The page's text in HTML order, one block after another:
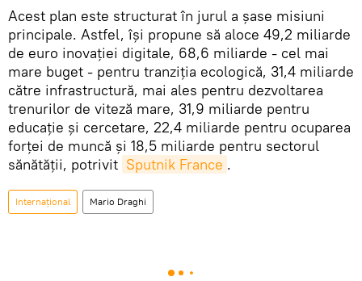
Acest plan este structurat în jurul a șase misiuni
principale. Astfel, îşi propune să aloce 49,2 miliarde
de euro inovației digitale, 68,6 miliarde - cel mai
mare buget - pentru tranziția ecologică, 31,4 miliarde
către infrastructură, mai ales pentru dezvoltarea
trenurilor de viteză mare, 31,9 miliarde pentru
educație și cercetare, 22,4 miliarde pentru ocuparea
forței de muncă și 18,5 miliarde pentru sectorul
sănătății, potrivit Sputnik France .
Internaţional Mario Draghi